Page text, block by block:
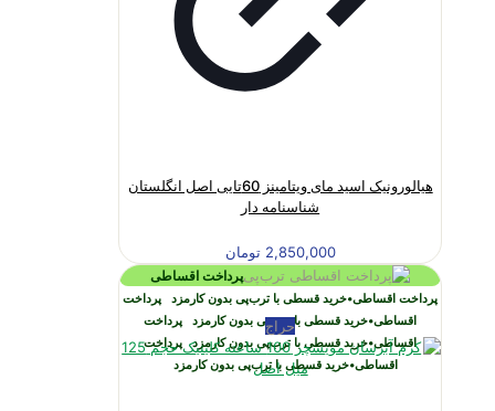
هیالورونیک اسید مای ویتامینز 60تایی اصل انگلستان
شناسنامه دار
2,850,000 تومان
پرداخت اقساطی
پرداخت اقساطی•خرید قسطی با ترب‌پی بدون کارمزد پرداخت
اقساطی•خرید قسطی با ترب‌پی بدون کارمزد پرداخت
اقساطی•خرید قسطی با ترب‌پی بدون کارمزد پرداخت
اقساطی•خرید قسطی با ترب‌پی بدون کارمزد
حراج